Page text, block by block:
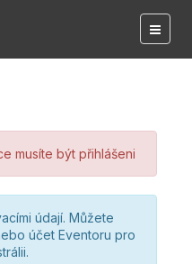
musíte být přihlášeni
údají. Můžete
účet Eventoru pro